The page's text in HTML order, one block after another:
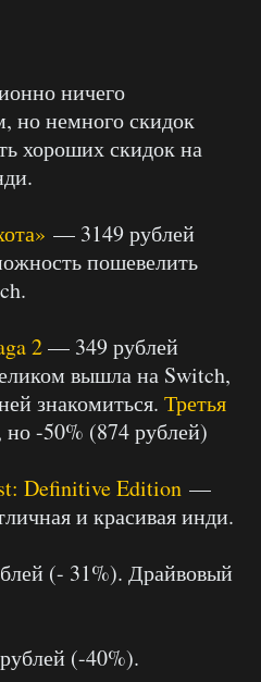
ничего
но немного скидок
хороших скидок на
— 3149 рублей
пошевелить
2— 349 рублей
вышла на Switch,
знакомиться. Третья
-50% (874 рублей)
Definitive Edition —
и красивая инди.
(- 31%). Драйвовый
(-40%).